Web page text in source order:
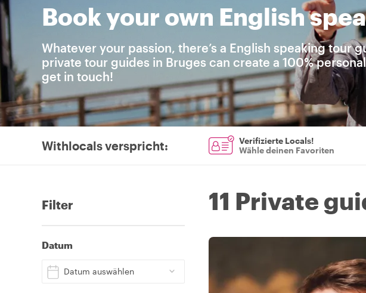
Book your own English
Whatever your passion, there’s a English speaking tour
private tour guides in Bruges can create a 100%
get in touch!
Withlocals verspricht:
Verifizierte Locals!
Wähle deinen Favoriten
Filter
Datum
Datum auswählen
11 Private